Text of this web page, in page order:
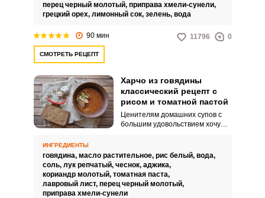
перец черный молотый, приправа хмели-сунели,
грецкий орех, лимонный сок, зелень, вода
90 мин 11796 0
СМОТРЕТЬ РЕЦЕПТ
Харчо из говядины
классический рецепт с
рисом и томатной пастой
Ценителям домашних супов с
большим удовольствием хочу
харчо, приготовленного из
говядины с рисом и томатной
пастой. Приготовьте такой
супчик на семейный обед, и вы
останетесь под приятным
ИНГРЕДИЕНТЫ
говядина, масло растительное, рис белый, вода,
соль, лук репчатый, чеснок, аджика,
кориандр молотый, томатная паста,
лавровый лист, перец черный молотый,
приправа хмели-сунели